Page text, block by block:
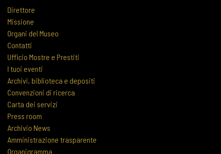
Direttore
Missione
Organi del Museo
Contatti
Ufficio Mostre e Prestiti
I tuoi eventi
Archivi, biblioteca e depositi
Convenzioni di ricerca
Carta dei servizi
Press room
Archivio News
Amministrazione trasparente
Organigramma